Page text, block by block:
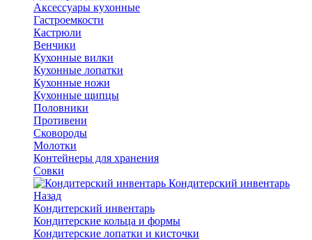
Аксессуары кухонные
Гастроемкости
Кастрюли
Венчики
Кухонные вилки
Кухонные лопатки
Кухонные ножи
Кухонные щипцы
Половники
Противени
Сковороды
Молотки
Контейнеры для хранения
Совки
Кондитерский инвентарь
Назад
Кондитерский инвентарь
Кондитерские кольца и формы
Кондитерские лопатки и кисточки